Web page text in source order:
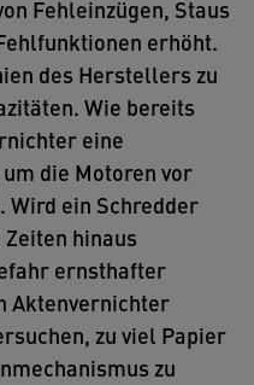
Fehleinzügen, Staus
erhöht.
des Herstellers zu
Wie bereits
eine
die Motoren vor
Wird ein Schredder
hinaus
ernsthafter
Aktenvernichter
zu viel Papier
zu